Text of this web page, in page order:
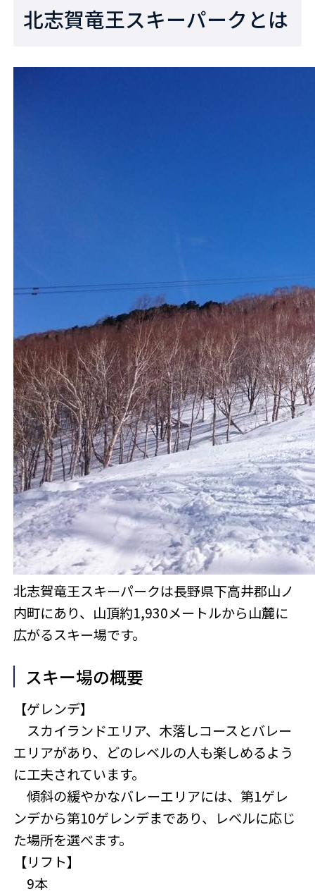
北志賀竜王スキーパークとは
北志賀竜王スキーパークは長野県下高井郡山ノ
内町にあり、山頂約1,930メートルから山麓に
広がるスキー場です。
スキー場の概要
【ゲレンデ】
スカイランドエリア、木落しコースとバレー
エリアがあり、どのレベルの人も楽しめるよう
に工夫されています。
傾斜の緩やかなバレーエリアには、第1ゲレ
ンデから第10ゲレンデまであり、レベルに応じ
た場所を選べます。
【リフト】
9本